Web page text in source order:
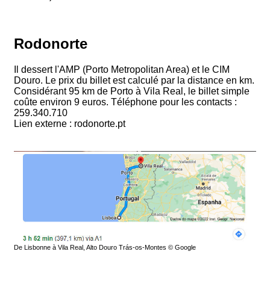
Rodonorte
Il dessert l'AMP (Porto Metropolitan Area) et le CIM
Douro. Le prix du billet est calculé par la distance en km.
Considérant 95 km de Porto à Vila Real, le billet simple
coûte environ 9 euros. Téléphone pour les contacts :
259.340.710
Lien externe : rodonorte.pt
De Lisbonne à Vila Real, Alto Douro Trás-os-Montes © Google